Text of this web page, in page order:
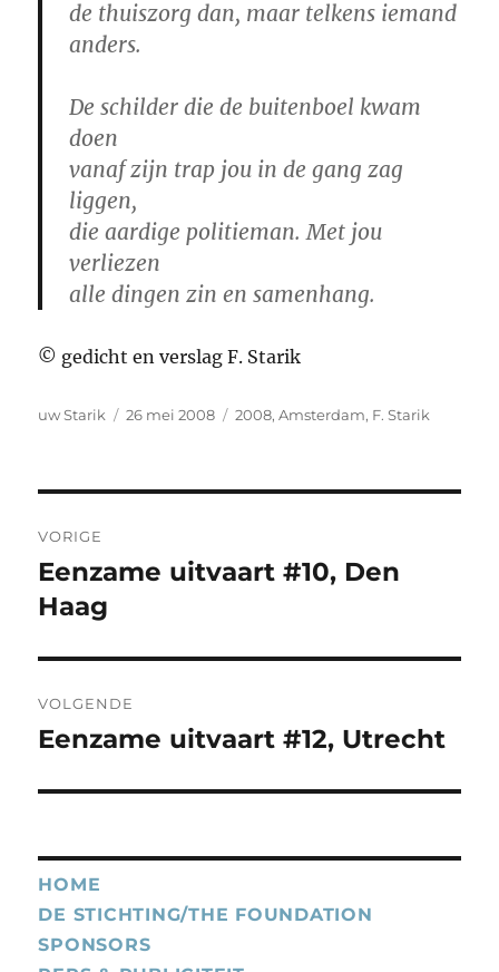
de thuiszorg dan, maar telkens iemand
anders.
De schilder die de buitenboel kwam
doen
vanaf zijn trap jou in de gang zag
liggen,
die aardige politieman. Met jou
verliezen
alle dingen zin en samenhang.
© gedicht en verslag F. Starik
Auteur
uw Starik
Geplaatst
26 mei 2008 Tags
2008,Amsterdam, F. Starik
navigatie
VORIGE
Vorig
bericht:
Eenzame uitvaart #10, Den
Haag
VOLGENDE
Volgend
Eenzame uitvaart #12, Utrecht
HOME
DE STICHTING/THE FOUNDATION
SPONSORS